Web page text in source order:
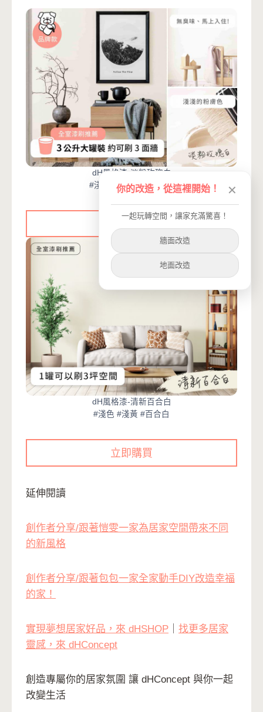
dH風格漆-淡粉玫瑰白
#淺色 #淺粉色 #玫瑰白
dH風格漆-清新百合白
#淺色 #淺黃 #百合白
立即購買
延伸閱讀
創作者分享/跟著愷雯一家為居家空間帶來不同
的新風格
創作者分享/跟著包包一家全家動手DIY改造幸福
的家！
實現夢想居家好品，來 dHSHOP
找更多居家
靈感，來 dHConcept
創造專屬你的居家氛圍 讓 dHConcept 與你一起
改變生活
你的改造，從這裡開始！ ✕
一起玩轉空間，讓家充滿驚喜！
牆面改造
地面改造